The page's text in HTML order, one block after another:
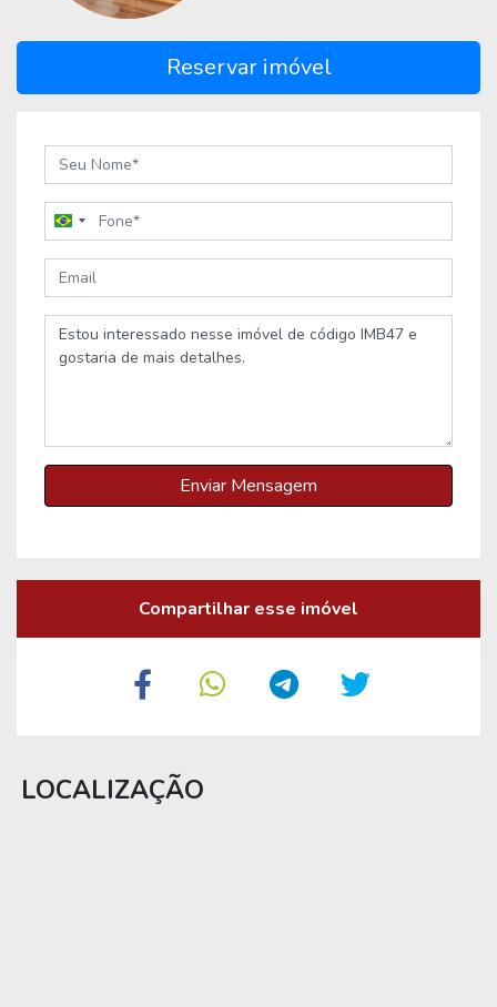
Reservar imóvel
Brazil
+55
Enviar Mensagem
Compartilhar esse imóvel
LOCALIZAÇÃO